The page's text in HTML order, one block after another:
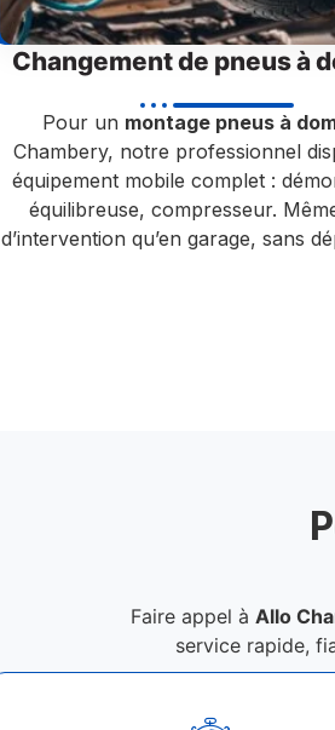
Changement de pneus à
Pour un montage pneus à
Chambery, notre professionnel
équipement mobile complet :
équilibreuse, compresseur.
d’intervention qu’en garage, sans
Faire appel à Allo
service rapide,